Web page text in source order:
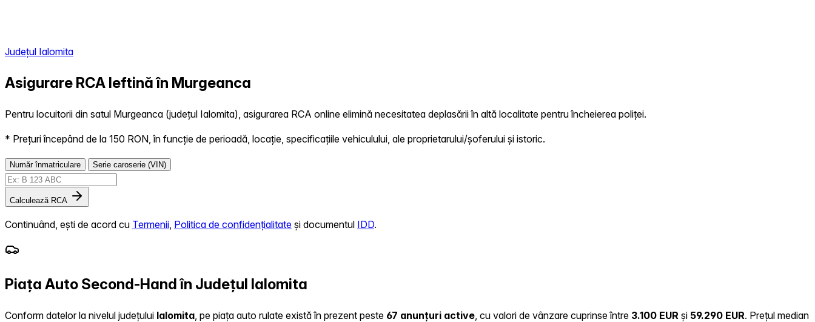
Județul Ialomita
Asigurare RCA Ieftină în Murgeanca
Pentru locuitorii din satul Murgeanca (județul Ialomita), asigurarea RCA online elimină necesitatea deplasării în altă localitate pentru încheierea poliței.
* Prețuri începând de la 150 RON, în funcție de perioadă, locație, specificațiile vehiculului, ale proprietarului/șoferului și istoric.
Număr înmatriculare Serie caroserie (VIN)
Calculează RCA
Continuând, ești de acord cu Termenii Politica de confidențialitate și documentul IDD.
Piața Auto Second-Hand în Județul Ialomita
Conform datelor la nivelul județului Ialomita , pe piața auto rulate există în prezent peste 67 anunțuri active , cu valori de vânzare cuprinse între 3.100 EUR și 59.290 EUR. Prețul median